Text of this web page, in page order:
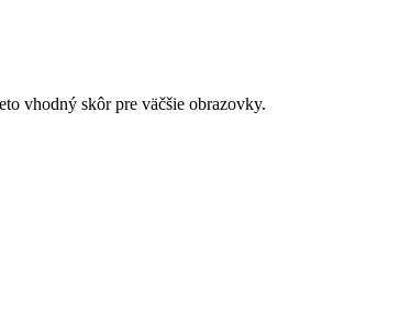
vhodný skôr pre väčšie obrazovky.